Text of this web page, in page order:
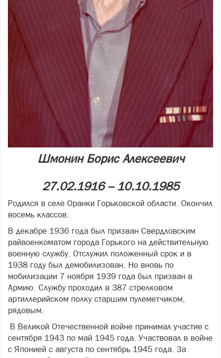
Шмонин Борис Алексеевич
27.02.1916 – 10.10.1985
Родился в селе Оранки Горьковской области. Окончил
восемь классов.
В декабре 1936 года был призван Свердловским
райвоенкоматом города Горького на действительную
военную службу. Отслужил положенный срок и в
1938 году был демобилизован. Но вновь по
мобилизации 7 ноября 1939 года был призван в
Армию. Службу проходил в 387 стрелковом
артиллерийском полку старшим пулеметчиком,
рядовым.
В Великой Отечественной войне принимал участие с
сентября 1943 по май 1945 года. Участвовал в войне
с Японией с августа по сентябрь 1945 года. За